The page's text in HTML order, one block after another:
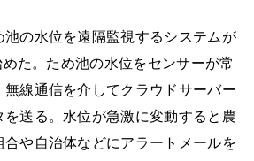
の水位を遠隔監視するシステムが
た。ため池の水位をセンサーが常
無線通信を介してクラウドサーバー
送る。水位が急激に変動すると農
や自治体などにアラートメールを